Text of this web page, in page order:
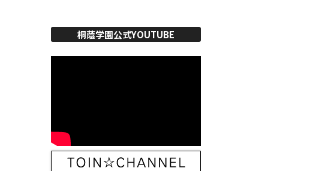
桐蔭学園公式YOUTUBE